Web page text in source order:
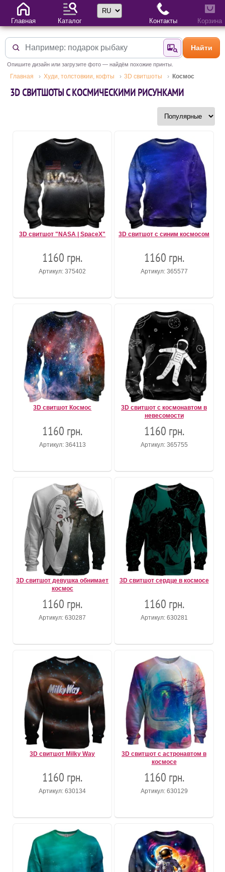
Найти поНайти
Опишите дизайн или загрузите фото — найдём похожие принты.
Главная Худи, толстовкии, кофты 3D свитшоты Космос
3D СВИТШОТЫ С КОСМИЧЕСКИМИ РИСУНКАМИ
3D свитшот "NASA | SpaceX"
1160 грн.
Артикул: 375402
3D свитшот с синим космосом
1160 грн.
Артикул: 365577
3D свитшот Космос
1160 грн.
Артикул: 364113
3D свитшот с космонавтом в
невесомости
1160 грн.
Артикул: 365755
3D свитшот девушка обнимает
космос
1160 грн.
Артикул: 630287
3D свитшот сердце в космосе
1160 грн.
Артикул: 630281
3D свитшот Milky Way
1160 грн.
Артикул: 630134
3D свитшот с астронавтом в
космосе
1160 грн.
Артикул: 630129
Главная Каталог
Выбор языка
Контакты Корзина